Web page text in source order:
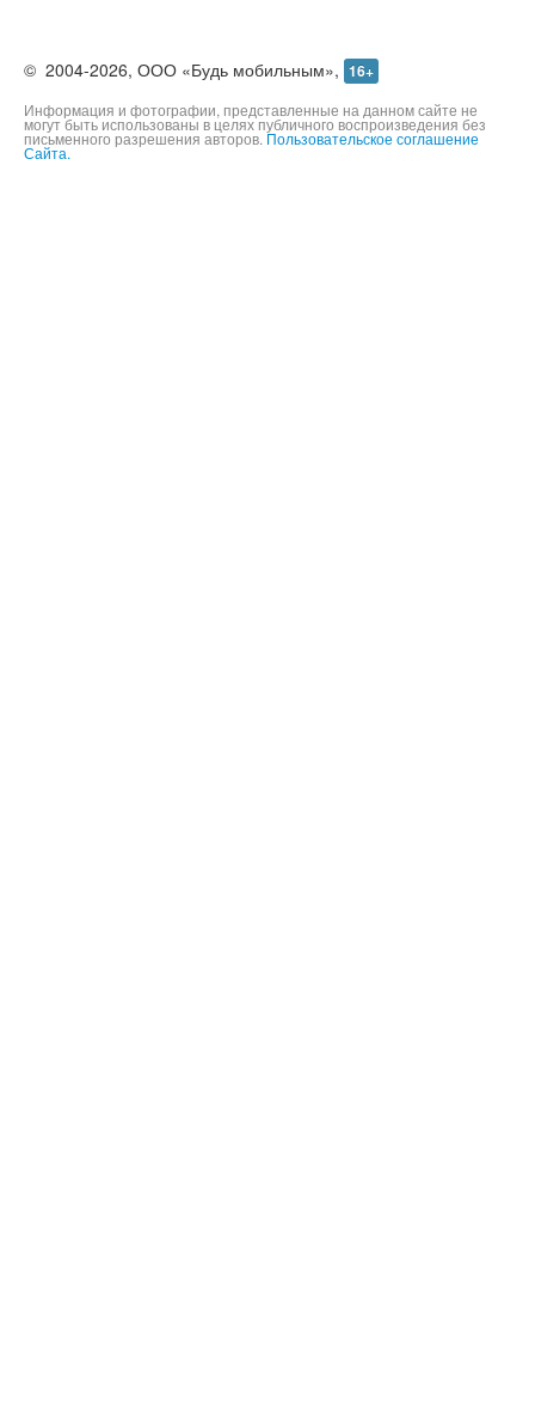
© 2004-2026, ООО «Будь мобильным», 16+
Информация и фотографии, представленные на данном сайте не
могут быть использованы в целях публичного воспроизведения без
письменного разрешения авторов. Пользовательское соглашение
Сайта.